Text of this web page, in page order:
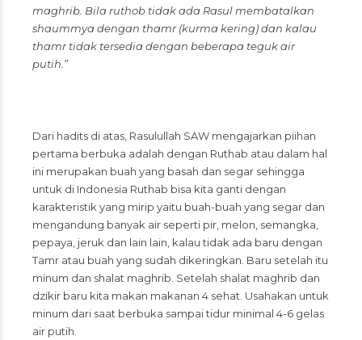
maghrib. Bila ruthob tidak ada Rasul membatalkan
shaummya dengan thamr (kurma kering) dan kalau
thamr tidak tersedia dengan beberapa teguk air
putih.”
Dari hadits di atas, Rasulullah SAW mengajarkan piihan
pertama berbuka adalah dengan Ruthab atau dalam hal
ini merupakan buah yang basah dan segar sehingga
untuk di Indonesia Ruthab bisa kita ganti dengan
karakteristik yang mirip yaitu buah-buah yang segar dan
mengandung banyak air seperti pir, melon, semangka,
pepaya, jeruk dan lain lain, kalau tidak ada baru dengan
Tamr atau buah yang sudah dikeringkan. Baru setelah itu
minum dan shalat maghrib. Setelah shalat maghrib dan
dzikir baru kita makan makanan 4 sehat. Usahakan untuk
minum dari saat berbuka sampai tidur minimal 4-6 gelas
air putih.